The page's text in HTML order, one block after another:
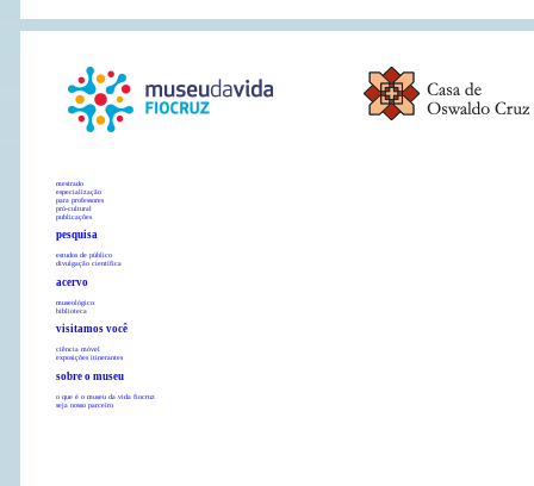
mestrado
especialização
para professores
pró-cultural
publicações
pesquisa
estudos de público
divulgação científica
acervo
museológico
biblioteca
visitamos você
ciência móvel
exposições itinerantes
sobre o museu
o que é o museu da vida fiocruz
seja nosso parceiro